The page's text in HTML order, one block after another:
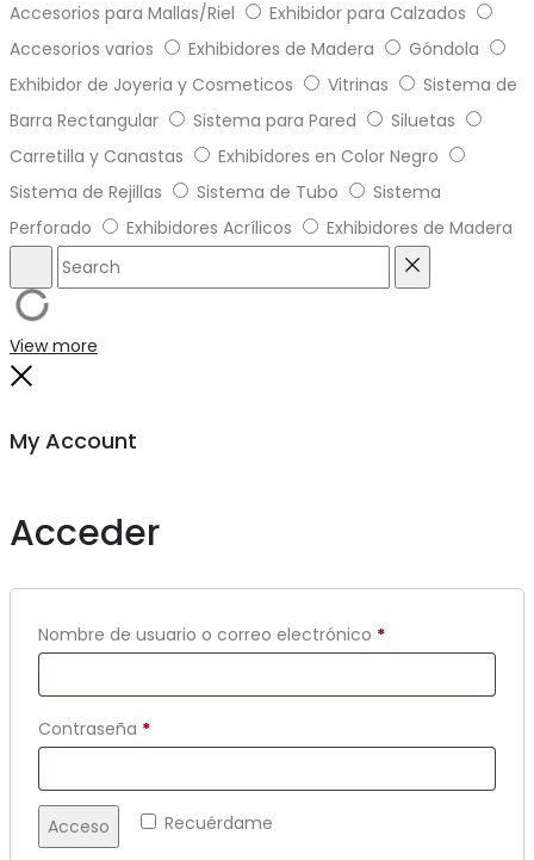
Accesorios para Mallas/Riel
Exhibidor para Calzados
Accesorios varios
Exhibidores de Madera
Góndola
Exhibidor de Joyeria y Cosmeticos
Vitrinas
Sistema de
Barra Rectangular
Sistema para Pared
Siluetas
Carretilla y Canastas
Exhibidores en Color Negro
Sistema de Rejillas
Sistema de Tubo
Sistema
Perforado
Exhibidores Acrílicos Exhibidores de Madera
Search
View more
My Account
Acceder
Nombre de usuario o correo electrónico *Obligatorio
Contraseña *Obligatorio
Recuérdame
Acceso